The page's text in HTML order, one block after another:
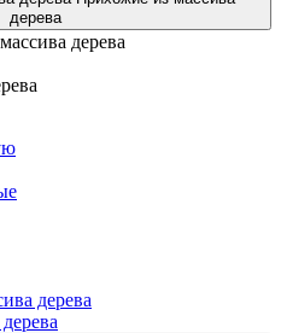
дерева
дерева